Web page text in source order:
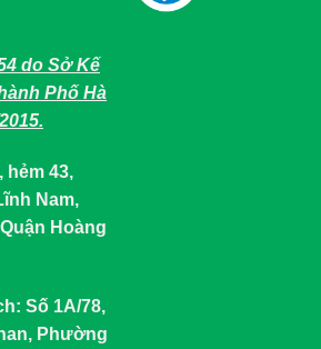
do Sở Kế
Phố Hà
hẻm 43,
Nam,
Hoàng
Số 1A/78,
Phường